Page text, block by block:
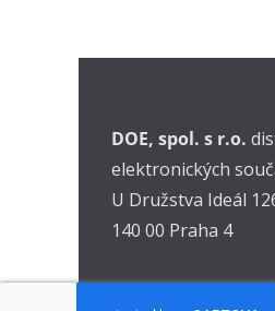
DOE, spol. s r.o.
elektronických
U Družstva Ideál
140 00 Praha 4